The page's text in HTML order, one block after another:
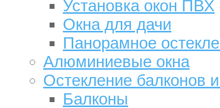
Установка окон ПВХ
Окна для дачи
Панорамное
Алюминиевые окна
Остекление балконов
Балконы